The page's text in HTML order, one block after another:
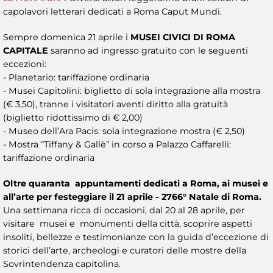
capolavori letterari dedicati a Roma Caput Mundi.
Sempre domenica 21 aprile i MUSEI CIVICI DI ROMA
CAPITALE saranno ad ingresso gratuito con le seguenti
eccezioni:
- Planetario: tariffazione ordinaria
- Musei Capitolini: biglietto di sola integrazione alla mostra
(€ 3,50), tranne i visitatori aventi diritto alla gratuità
(biglietto ridottissimo di € 2,00)
- Museo dell’Ara Pacis: sola integrazione mostra (€ 2,50)
- Mostra “Tiffany & Gallè” in corso a Palazzo Caffarelli:
tariffazione ordinaria
Oltre quaranta appuntamenti dedicati a Roma, ai musei e
all’arte per festeggiare il 21 aprile - 2766° Natale di Roma.
Una settimana ricca di occasioni, dal 20 al 28 aprile, per
visitare musei e monumenti della città, scoprire aspetti
insoliti, bellezze e testimonianze con la guida d’eccezione di
storici dell’arte, archeologi e curatori delle mostre della
Sovrintendenza capitolina.